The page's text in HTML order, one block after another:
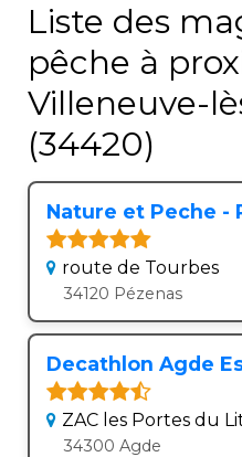
Liste des
pêche à
Villeneuve-
(34420)
Nature et Peche -
route de Tourbes
34120 Pézenas
Decathlon Agde
ZAC les Portes du
34300 Agde